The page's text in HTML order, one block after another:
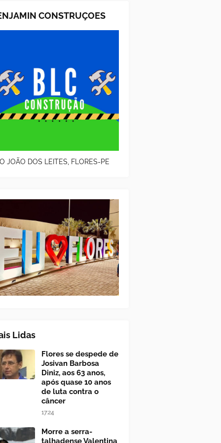
CONSTRUÇOES
JOÃO DOS LEITES, FLORES-PE
Lidas
Flores se despede de
Josivan Barbosa
Diniz, aos 63 anos,
após quase 10 anos
de luta contra o
câncer
17:24
Morre a serra-
talhadense Valentina